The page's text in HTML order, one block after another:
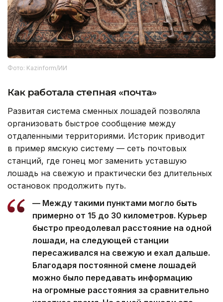
Фото: Kazinform/ИИ
Как работала степная «почта»
Развитая система сменных лошадей позволяла
организовать быстрое сообщение между
отдаленными территориями. Историк приводит
в пример ямскую систему — сеть почтовых
станций, где гонец мог заменить уставшую
лошадь на свежую и практически без длительных
остановок продолжить путь.
— Между такими пунктами могло быть
примерно от 15 до 30 километров. Курьер
быстро преодолевал расстояние на одной
лошади, на следующей станции
пересаживался на свежую и ехал дальше.
Благодаря постоянной смене лошадей
можно было передавать информацию
на огромные расстояния за сравнительно